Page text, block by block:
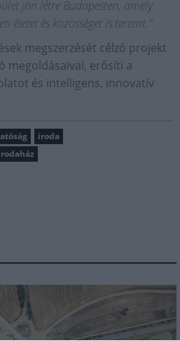
jön létre Budapesten, amely
életet és közösséget is teremt.”
megszerzését célzó projekt
megoldásaival, erősíti a
és intelligens, innovatív
iroda